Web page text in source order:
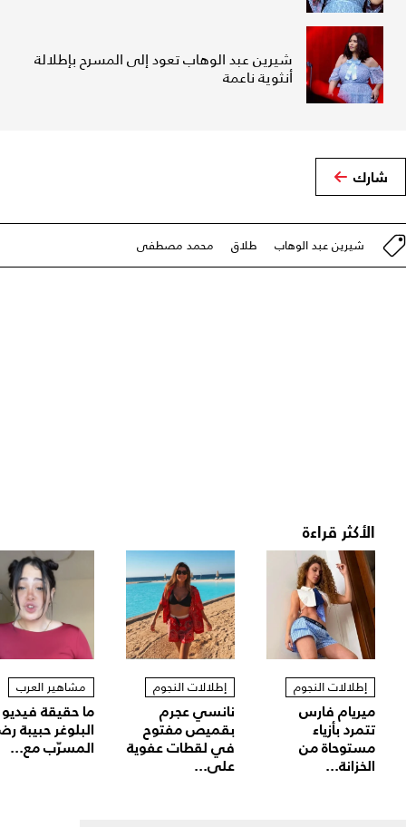
شيرين عبد الوهاب تعود إلى المسرح بإطلالة
أنثوية ناعمة
شارك
شيرين عبد الوهاب طلاق محمد مصطفى
الأكثر قراءة
إطلالات النجوم
ميريام فارس
تتمرد بأزياء
مستوحاة من
الخزانة...
إطلالات النجوم
نانسي عجرم
بقميص مفتوح
في لقطات عفوية
على...
مشاهير العرب
ما حقيقة فيديو
البلوغر حبيبة
المسرّب مع...